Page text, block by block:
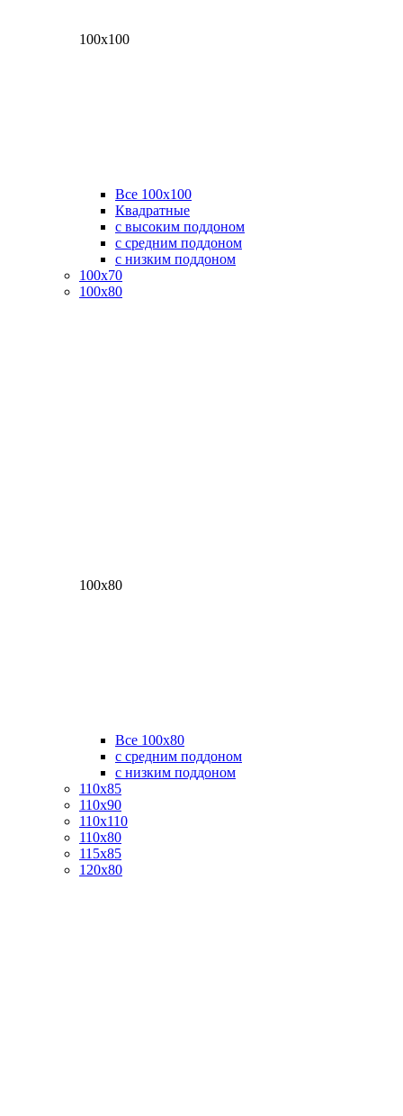
100х100
Все 100х100
Квадратные
с высоким поддоном
с средним поддоном
с низким поддоном
100х70
100х80
100х80
Все 100х80
с средним поддоном
с низким поддоном
110х85
110х90
110х110
110х80
115х85
120х80